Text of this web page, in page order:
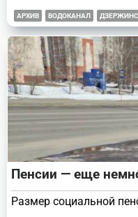
АРХИВ ВОДОКАНАЛ
Пенсии — еще
Размер социальной